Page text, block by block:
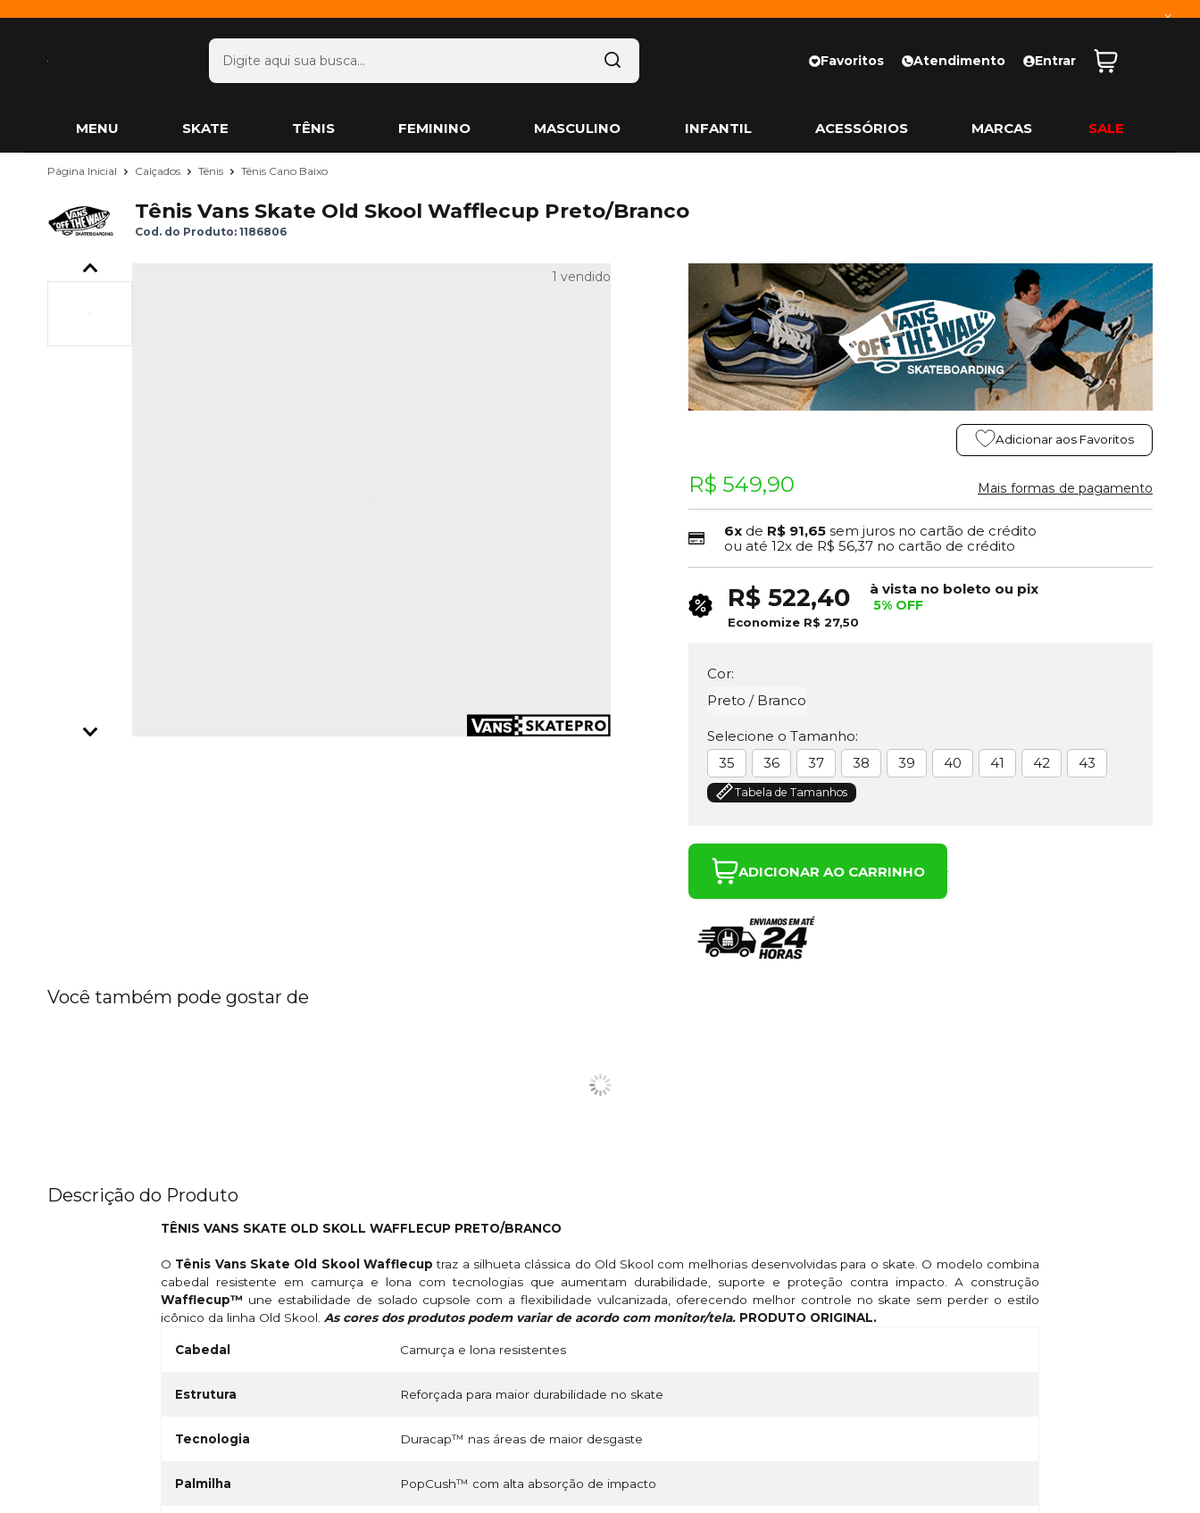
x
Favoritos Atendimento Entrar
MENU SKATE TÊNIS FEMININO MASCULINO INFANTIL ACESSÓRIOS MARCAS SALE
Página Inicial Calçados Tênis Tênis Cano Baixo
Tênis Vans Skate Old Skool Wafflecup Preto/Branco
Cod. do Produto: 1186806
1 vendido
Adicionar aos Favoritos
R$ 549,90 Mais formas de pagamento
6x de R$ 91,65 sem juros no cartão de crédito
ou até12x de R$ 56,37 no cartão de crédito
R$ 522,40 à vista no boleto ou pix
5% OFF
Economize R$ 27,50
Cor:
Preto / Branco
Selecione o Tamanho:
35
36 37 38 39 40 41 42 43
Tabela de Tamanhos
ADICIONAR AO CARRINHO
Você também pode gostar de
Descrição do Produto
TÊNIS VANS SKATE OLD SKOLL WAFFLECUP PRETO/BRANCO
O Tênis Vans Skate Old Skool Wafflecuptraz a silhueta clássica do Old Skool com melhorias desenvolvidas para o skate. O modelo combina
cabedal resistente em camurça e lona com tecnologias que aumentam durabilidade, suporte e proteção contra impacto. A construção
Wafflecup™ une estabilidade de solado cupsole com a flexibilidade vulcanizada, oferecendo melhor controle no skate sem perder o estilo
icônico da linha Old Skool. As cores dos produtos podem variar de acordo com monitor/tela. PRODUTO ORIGINAL.
Cabedal Camurça e lona resistentes
Estrutura Reforçada para maior durabilidade no skate
Tecnologia Duracap™ nas áreas de maior desgaste
Palmilha PopCush™ com alta absorção de impacto